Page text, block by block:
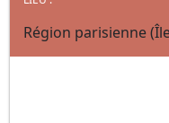
Région parisienne